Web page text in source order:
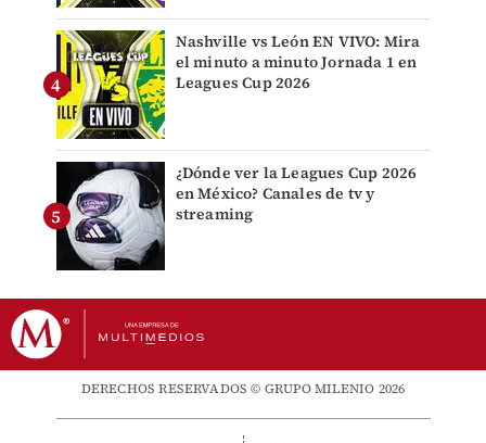
Nashville vs León EN VIVO: Mira
el minuto a minuto Jornada 1 en
Leagues Cup 2026
¿Dónde ver la Leagues Cup 2026
en México? Canales de tv y
streaming
DERECHOS RESERVADOS © GRUPO MILENIO 2026